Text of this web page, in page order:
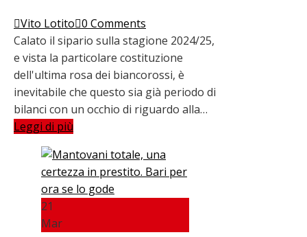
Vito Lotito 0 Comments
Calato il sipario sulla stagione 2024/25,
e vista la particolare costituzione
dell'ultima rosa dei biancorossi, è
inevitabile che questo sia già periodo di
bilanci con un occhio di riguardo alla…
Leggi di più
21
Mar